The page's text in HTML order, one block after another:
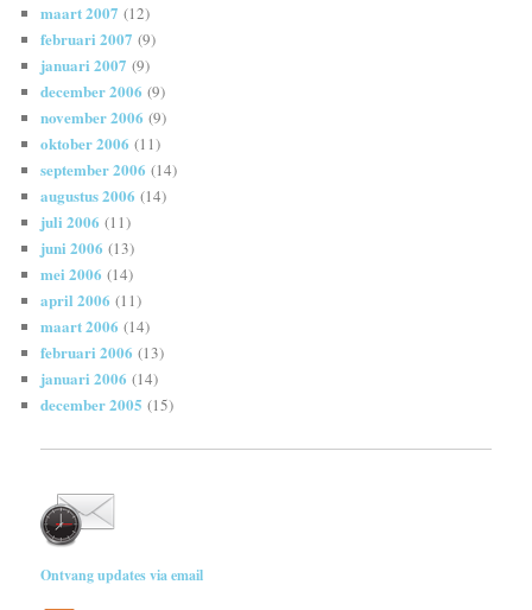
maart 2007 (12)
februari 2007 (9)
januari 2007 (9)
december 2006 (9)
november 2006 (9)
oktober 2006 (11)
september 2006 (14)
augustus 2006 (14)
juli 2006 (11)
juni 2006 (13)
mei 2006 (14)
april 2006 (11)
maart 2006 (14)
februari 2006 (13)
januari 2006 (14)
december 2005 (15)
Ontvang updates via email